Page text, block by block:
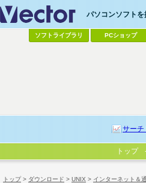
トップ> ダウンロード > UNIX > インターネット＆
パソコンソフトを
ソフトライブラリ PCショップ
サーチ
トップ